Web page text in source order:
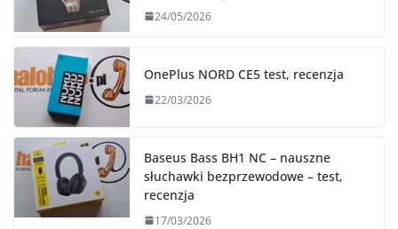
24/05/2026
OnePlus NORD CE5 test, recenzja
22/03/2026
Baseus Bass BH1 NC – nauszne
słuchawki bezprzewodowe – test,
recenzja
17/03/2026